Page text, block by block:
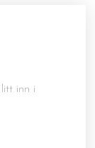
inn i